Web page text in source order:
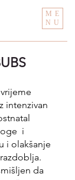
ME
NU
intenzivan
i
i olakšanje
da